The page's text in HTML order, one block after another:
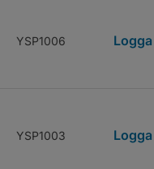
YSP1006
YSP1003